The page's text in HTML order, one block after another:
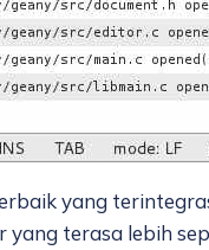
yang
terasa lebih